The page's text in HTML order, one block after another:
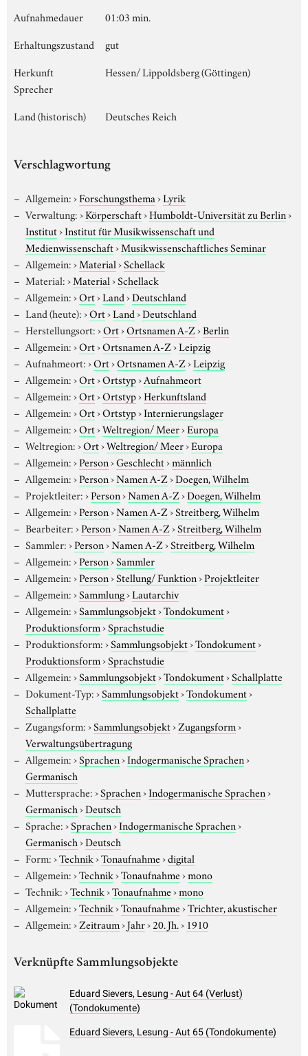
Aufnahmedauer
01:03 min.
Erhaltungszustand
gut
Herkunft
Sprecher
Hessen/ Lippoldsberg (Göttingen)
Land (historisch) Deutsches Reich
Verschlagwortung
Allgemein:›Forschungsthema›Lyrik
Verwaltung:›Körperschaft›Humboldt-Universität zu Berlin›
Institut›Institut für Musikwissenschaft und
Medienwissenschaft›Musikwissenschaftliches Seminar
Allgemein:›Material›Schellack
Material:›Material›Schellack
Allgemein:›Ort›Land›Deutschland
Land (heute):›Ort›Land›Deutschland
Herstellungsort:›Ort›Ortsnamen A-Z›Berlin
Allgemein:›Ort›Ortsnamen A-Z›Leipzig
Aufnahmeort:›Ort›Ortsnamen A-Z›Leipzig
Allgemein:›Ort›Ortstyp›Aufnahmeort
Allgemein:›Ort›Ortstyp›Herkunftsland
Allgemein:›Ort›Ortstyp›Internierungslager
Allgemein:›Ort›Weltregion/ Meer›Europa
Weltregion:›Ort›Weltregion/ Meer›Europa
Allgemein:›Person›Geschlecht›männlich
Allgemein:›Person›Namen A-Z›Doegen, Wilhelm
Projektleiter:›Person›Namen A-Z›Doegen, Wilhelm
Allgemein:›Person›Namen A-Z›Streitberg, Wilhelm
Bearbeiter:›Person›Namen A-Z›Streitberg, Wilhelm
Sammler:›Person›Namen A-Z›Streitberg, Wilhelm
Allgemein:›Person›Sammler
Allgemein:›Person›Stellung/ Funktion›Projektleiter
Allgemein:›Sammlung›Lautarchiv
Allgemein:›Sammlungsobjekt›Tondokument›
Produktionsform›Sprachstudie
Produktionsform:›Sammlungsobjekt›Tondokument›
Produktionsform›Sprachstudie
Allgemein:›Sammlungsobjekt›Tondokument›Schallplatte
Dokument-Typ:›Sammlungsobjekt›Tondokument›
Schallplatte
Zugangsform:›Sammlungsobjekt›Zugangsform›
Verwaltungsübertragung
Allgemein:›Sprachen›Indogermanische Sprachen›
Germanisch
Muttersprache:›Sprachen›Indogermanische Sprachen›
Germanisch›Deutsch
Sprache:›Sprachen›Indogermanische Sprachen›
Germanisch›Deutsch
Form:›Technik›Tonaufnahme›digital
Allgemein:›Technik›Tonaufnahme›mono
Technik:›Technik›Tonaufnahme›mono
Allgemein:›Technik›Tonaufnahme›Trichter, akustischer
Allgemein:›Zeitraum›Jahr›20. Jh.› 1910
Verknüpfte Sammlungsobjekte
Eduard Sievers, Lesung - Aut 64 (Verlust)
(Tondokumente)
Eduard Sievers, Lesung - Aut 65 (Tondokumente)